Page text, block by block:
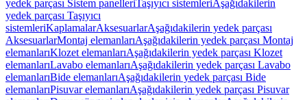
yedek parçası Sistem panelleriTaşıyıcı sistemleriAşağıdakilerin
yedek parçası Taşıyıcı
sistemleriKaplamalarAksesuarlarAşağıdakilerin yedek parçası
AksesuarlarMontaj elemanlarıAşağıdakilerin yedek parçası Montaj
elemanlarıKlozet elemanlarıAşağıdakilerin yedek parçası Klozet
elemanlarıLavabo elemanlarıAşağıdakilerin yedek parçası Lavabo
elemanlarıBide elemanlarıAşağıdakilerin yedek parçası Bide
elemanlarıPisuvar elemanlarıAşağıdakilerin yedek parçası Pisuvar